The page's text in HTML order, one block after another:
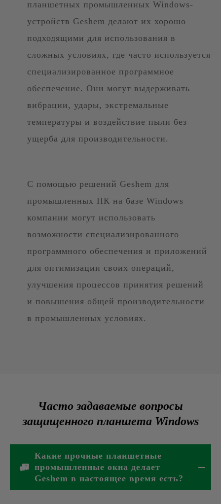
планшетных промышленных Windows-
устройств Geshem делают их хорошо
подходящими для использования в
сложных условиях, где часто используется
специализированное программное
обеспечение. Они могут выдерживать
вибрации, удары, экстремальные
температуры и воздействие пыли без
ущерба для производительности.
С помощью решений Geshem для
промышленных ПК на базе Windows
компании могут использовать
возможности специализированного
программного обеспечения и приложений
для оптимизации своих операций,
улучшения процессов принятия решений
и повышения общей производительности
в промышленных условиях.
Часто задаваемые вопросы
защищенного планшета Windows
Какие прочные планшетные
промышленные окна делает
Geshem в настоящее время есть?